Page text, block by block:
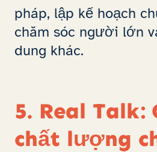
pháp, lập kế hoạch
chăm sóc người lớn
dung khác.
5. Real Talk:
chất lượng